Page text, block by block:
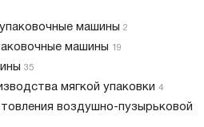
машины 2
машины 19
35
мягкой упаковки 4
воздушно-пузырьковой